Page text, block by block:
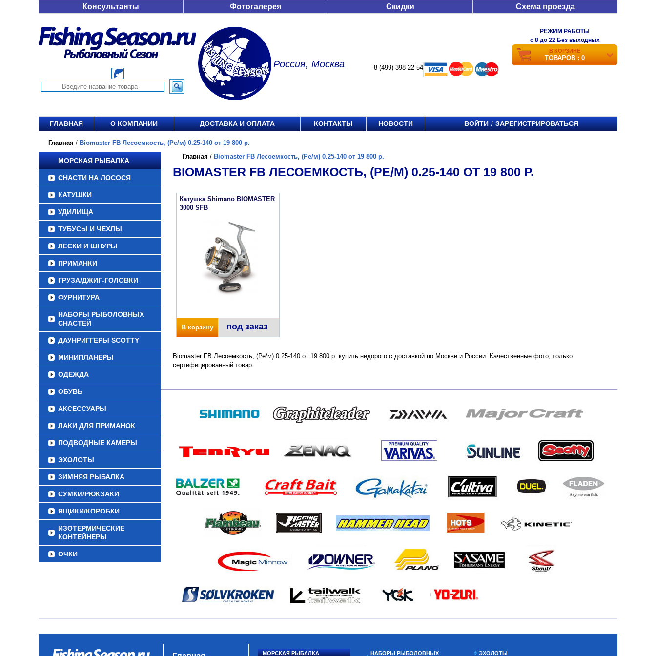
Консультанты Фотогалерея Скидки Схема проезда
Россия, Москва 8-(499)-398-22-54
РЕЖИМ РАБОТЫ
c 8 до 22 Без выходных
В КОРЗИНЕ
ТОВАРОВ : 0
ГЛАВНАЯ О КОМПАНИИ ДОСТАВКА И ОПЛАТА КОНТАКТЫ НОВОСТИ ВОЙТИ / ЗАРЕГИСТРИРОВАТЬСЯ
Главная / Biomaster FB Лесоемкость, (Ре/м) 0.25-140 от 19 800 р.
МОРСКАЯ РЫБАЛКА
СНАСТИ НА ЛОСОСЯ
КАТУШКИ
УДИЛИЩА
ТУБУСЫ И ЧЕХЛЫ
ЛЕСКИ И ШНУРЫ
ПРИМАНКИ
ГРУЗА/ДЖИГ-ГОЛОВКИ
ФУРНИТУРА
НАБОРЫ РЫБОЛОВНЫХ
СНАСТЕЙ
ДАУНРИГГЕРЫ SCOTTY
МИНИПЛАНЕРЫ
ОДЕЖДА
ОБУВЬ
АКСЕССУАРЫ
ЛАКИ ДЛЯ ПРИМАНОК
ПОДВОДНЫЕ КАМЕРЫ
ЭХОЛОТЫ
ЗИМНЯЯ РЫБАЛКА
СУМКИ/РЮКЗАКИ
ЯЩИКИ/КОРОБКИ
ИЗОТЕРМИЧЕСКИЕ
КОНТЕЙНЕРЫ
ОЧКИ
Главная / Biomaster FB Лесоемкость, (Ре/м) 0.25-140 от 19 800 р.
BIOMASTER FB ЛЕСОЕМКОСТЬ, (РЕ/М) 0.25-140 ОТ 19 800 Р.
Катушка Shimano BIOMASTER
3000 SFB
В корзину под заказ
Biomaster FB Лесоемкость, (Ре/м) 0.25-140 от 19 800 р. купить недорого с доставкой по Москве и России. Качественные фото, только
сертифицированный товар.
МОРСКАЯ РЫБАЛКА НАБОРЫ РЫБОЛОВНЫХ ЭХОЛОТЫ